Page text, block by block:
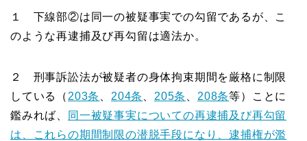
１ 下線部②は同一の被疑事実での勾留であるが、こ
のような再逮捕及び再勾留は適法か。
２ 刑事訴訟法が被疑者の身体拘束期間を厳格に制限
している（ 203条 204条 205条 208条等）ことに
鑑みれば、
同一被疑事実についての再逮捕及び再勾留
は、これらの期間制限の潜脱手段になり、逮捕権が濫